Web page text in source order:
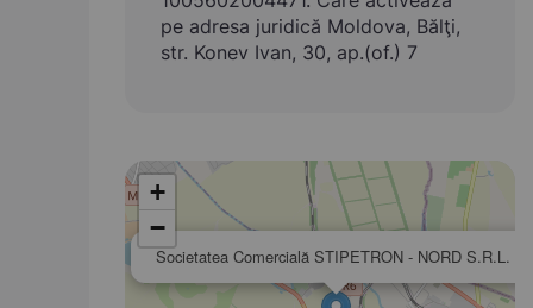
pe adresa juridică Moldova, Bălţi,
str. Konev Ivan, 30, ap.(of.) 7
Societatea Comercială STIPETRON - NORD S.R.L.
+
−